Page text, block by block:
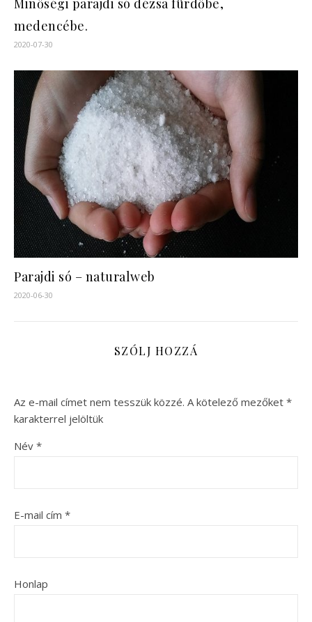
medencébe.
2020-07-30
Parajdi só – naturalweb
2020-06-30
SZÓLJ HOZZÁ
Az e-mail címet nem tesszük közzé. A kötelező mezőket *
karakterrel jelöltük
Név *
E-mail cím *
Honlap